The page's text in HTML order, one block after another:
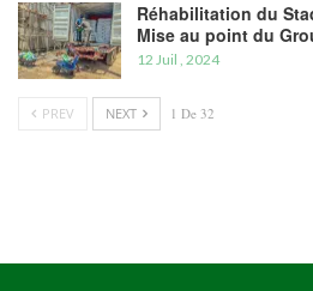
Réhabilitation du
Mise au point du
12 Juil , 2024
PREV NEXT 1 De 32